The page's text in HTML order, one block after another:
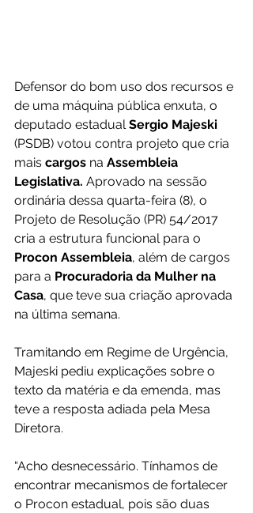
Defensor do bom uso dos recursos e
de uma máquina pública enxuta, o
deputado estadual Sergio Majeski
(PSDB) votou contra projeto que cria
mais cargos na Assembleia
Legislativa. Aprovado na sessão
ordinária dessa quarta-feira (8), o
Projeto de Resolução (PR) 54/2017
cria a estrutura funcional para o
Procon Assembleia, além de cargos
para a Procuradoria da Mulher na
Casa, que teve sua criação aprovada
na última semana.
Tramitando em Regime de Urgência,
Majeski pediu explicações sobre o
texto da matéria e da emenda, mas
teve a resposta adiada pela Mesa
Diretora.
“Acho desnecessário. Tínhamos de
encontrar mecanismos de fortalecer
o Procon estadual, pois são duas